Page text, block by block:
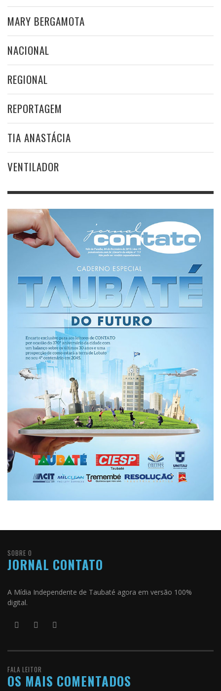
MARY BERGAMOTA
NACIONAL
REGIONAL
REPORTAGEM
TIA ANASTÁCIA
VENTILADOR
SOBRE O
JORNAL CONTATO
A Mídia Independente de Taubaté agora em versão 100%
digital.
FALA LEITOR
OS MAIS COMENTADOS